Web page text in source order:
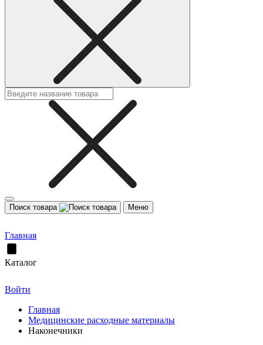
Поиск товара Меню
Главная
Каталог
Войти
Главная
Медицинские расходные материалы
Наконечники